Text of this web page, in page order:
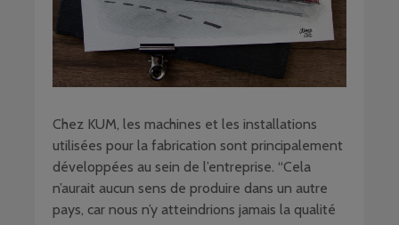
Chez KUM, les machines et les installations
utilisées pour la fabrication sont principalement
développées au sein de l’entreprise. “Cela
n’aurait aucun sens de produire dans un autre
pays, car nous n’y atteindrions jamais la qualité